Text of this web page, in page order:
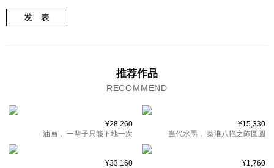
发 表
推荐作品
RECOMMEND
¥28,260
油画， 一辈子只能下地一次
¥15,330
当代水墨， 秦淮八艳之陈圆圆
¥33,160
¥1,760